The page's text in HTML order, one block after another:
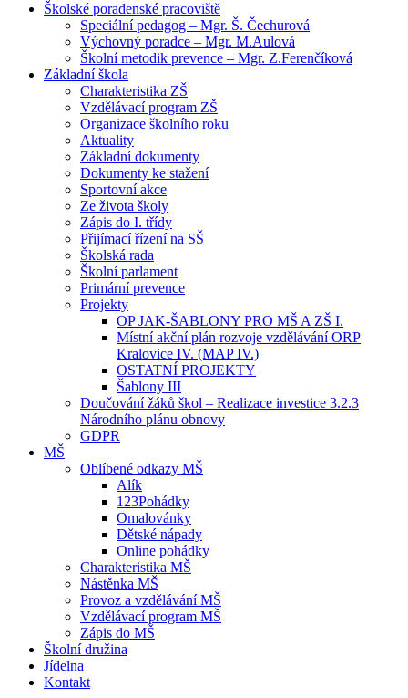
Školské poradenské pracoviště
Speciální pedagog – Mgr. Š. Čechurová
Výchovný poradce – Mgr. M.Aulová
Školní metodik prevence – Mgr. Z.Ferenčíková
Základní škola
Charakteristika ZŠ
Vzdělávací program ZŠ
Organizace školního roku
Aktuality
Základní dokumenty
Dokumenty ke stažení
Sportovní akce
Ze života školy
Zápis do I. třídy
Přijímací řízení na SŠ
Školská rada
Školní parlament
Primární prevence
Projekty
OP JAK-ŠABLONY PRO MŠ A ZŠ I.
Místní akční plán rozvoje vzdělávání ORP
Kralovice IV. (MAP IV.)
OSTATNÍ PROJEKTY
Šablony III
Doučování žáků škol – Realizace investice 3.2.3
Národního plánu obnovy
GDPR
MŠ
Oblíbené odkazy MŠ
Alík
123Pohádky
Omalovánky
Dětské nápady
Online pohádky
Charakteristika MŠ
Nástěnka MŠ
Provoz a vzdělávání MŠ
Vzdělávací program MŠ
Zápis do MŠ
Školní družina
Jídelna
Kontakt